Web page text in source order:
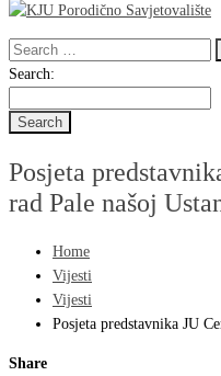
Search
for:
Search
Search:
Posjeta
rad Pale našoj
Home
Vijesti
Vijesti
Posjeta predstavnika JU
Share